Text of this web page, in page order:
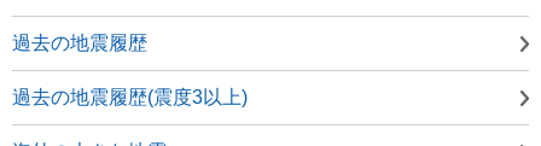
過去の地震履歴
過去の地震履歴(震度3以上)